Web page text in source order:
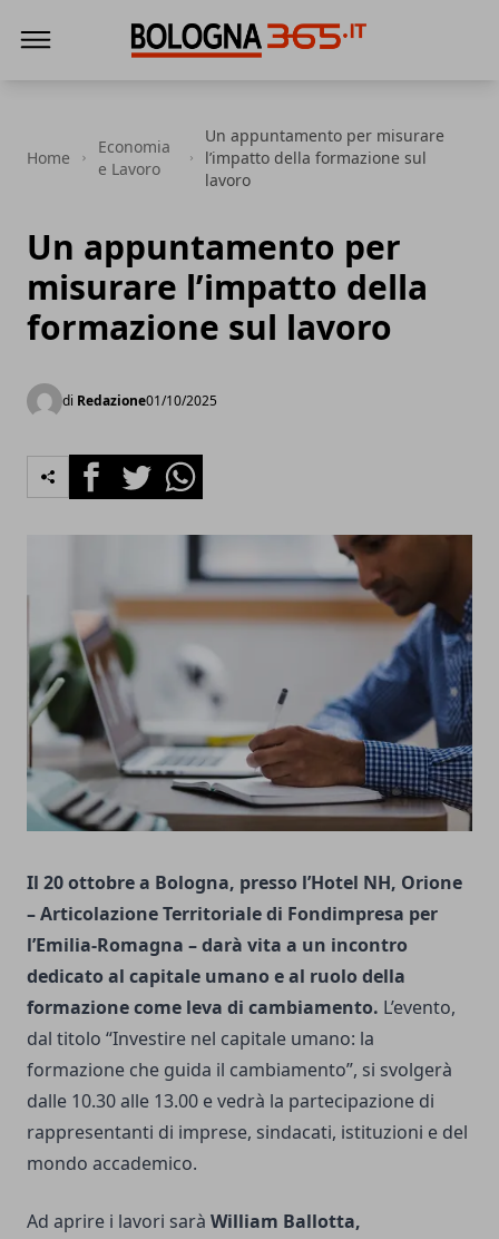
Home
Economia
e Lavoro
Un appuntamento per misurare
l’impatto della formazione sul
lavoro
Un appuntamento per
misurare l’impatto della
formazione sul lavoro
di Redazione01/10/2025
FacebookTwitterWhatsapp
Il 20 ottobre a Bologna, presso l’Hotel NH, Orione
– Articolazione Territoriale di Fondimpresa per
l’Emilia-Romagna – darà vita a un incontro
dedicato al capitale umano e al ruolo della
formazione come leva di cambiamento. L’evento,
dal titolo “Investire nel capitale umano: la
formazione che guida il cambiamento”, si svolgerà
dalle 10.30 alle 13.00 e vedrà la partecipazione di
rappresentanti di imprese, sindacati, istituzioni e del
mondo accademico.
Ad aprire i lavori sarà William Ballotta,